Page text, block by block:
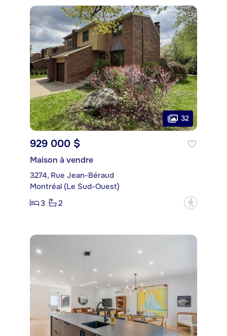
32
929 000 $
Maison à vendre
3274, Rue Jean-Béraud
Montréal (Le Sud-Ouest)
3
2 ?